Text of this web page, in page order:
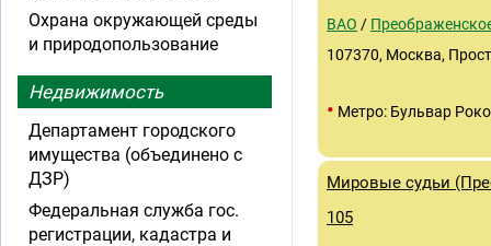
ВАО /
107370, Москва,
• Метро: Бульвар
Мировые судьи
105
Охрана окружающей среды
и природопользование
Недвижимость
Департамент городского
имущества (объединено с
ДЗР)
Федеральная служба гос.
регистрации, кадастра и